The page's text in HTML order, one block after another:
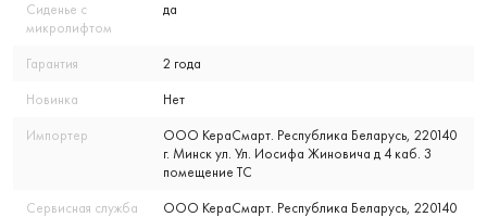
Сиденье с
микролифтом
да
Гарантия 2 года
Новинка Нет
Импортер
ООО КераСмарт. Республика Беларусь, 220140
г. Минск ул. Ул. Иосифа Жиновича д 4 каб. 3
помещение ТС
Сервисная служба
ООО КераСмарт. Республика Беларусь, 220140